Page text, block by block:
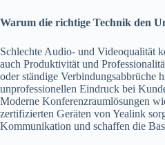
Warum die richtige Technik den
Schlechte Audio- und Videoqualität
auch Produktivität und
oder ständige Verbindungsabbrüche
unprofessionellen Eindruck bei
Moderne Konferenzraumlösungen
zertifizierten Geräten von Yealink
Kommunikation und schaffen die